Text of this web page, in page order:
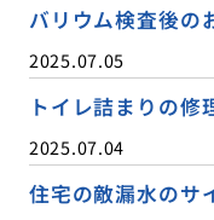
バリウム検査後の
2025.07.05
トイレ詰まりの修
2025.07.04
住宅の敵漏水のサ